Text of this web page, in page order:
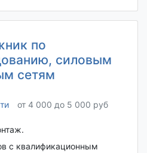
по
силовым
сетям
от 4 000 до 5 000 руб
с квалификационным